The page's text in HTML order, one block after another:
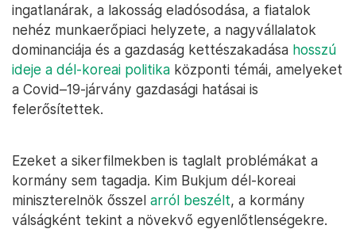
ingatlanárak, a lakosság eladósodása, a fiatalok
nehéz munkaerőpiaci helyzete, a nagyvállalatok
dominanciája és a gazdaság kettészakadása hosszú
ideje a dél-koreai politika központi témái, amelyeket
a Covid–19-járvány gazdasági hatásai is
felerősítettek.
Ezeket a sikerfilmekben is taglalt problémákat a
kormány sem tagadja. Kim Bukjum dél-koreai
miniszterelnök ősszel arról beszélt, a kormány
válságként tekint a növekvő egyenlőtlenségekre.